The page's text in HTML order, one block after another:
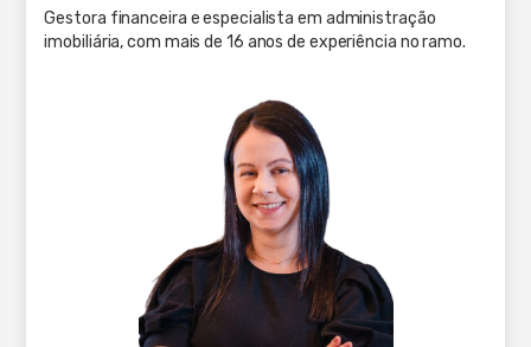
Gestora financeira e especialista em administração
imobiliária, com mais de 16 anos de experiência no ramo.